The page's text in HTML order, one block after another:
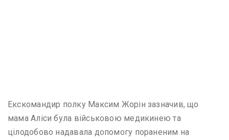
Екскомандир полку Максим Жорін зазначив, що
мама Аліси була військовою медикинею та
цілодобово надавала допомогу пораненим на